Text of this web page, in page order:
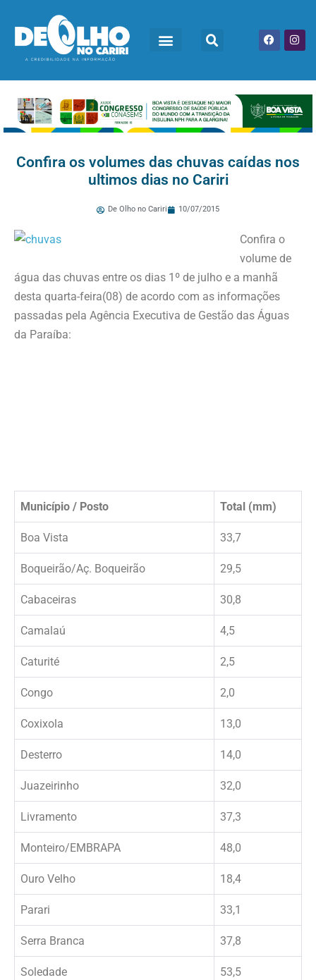
Confira os volumes das chuvas caídas nos
ultimos dias no Cariri
De Olho no Cariri 10/07/2015
Confira o
volume de
água das chuvas entre os dias 1º de julho e a manhã
desta quarta-feira(08) de acordo com as informações
passadas pela Agência Executiva de Gestão das Águas
da Paraíba:
Município / Posto Total (mm)
Boa Vista 33,7
Boqueirão/Aç. Boqueirão 29,5
Cabaceiras 30,8
Camalaú 4,5
Caturité 2,5
Congo 2,0
Coxixola 13,0
Desterro 14,0
Juazeirinho 32,0
Livramento 37,3
Monteiro/EMBRAPA 48,0
Ouro Velho 18,4
Parari 33,1
Serra Branca 37,8
Soledade 53,5